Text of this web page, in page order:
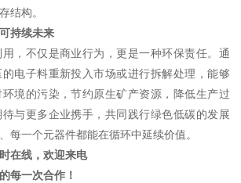
结构。
持续未来
，不仅是商业行为，更是一种环保责任。通
电子料重新投入市场或进行拆解处理，能够
境的污染，节约原生矿产资源，降低生产过
与更多企业携手，共同践行绿色低碳的发展
每一个元器件都能在循环中延续价值。
在线，欢迎来电
每一次合作！